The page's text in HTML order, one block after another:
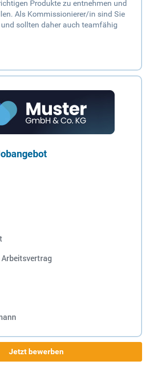
Produkte zu entnehmen und
Als Kommissionierer/in sind Sie
sollten daher auch teamfähig
Jetzt bewerben